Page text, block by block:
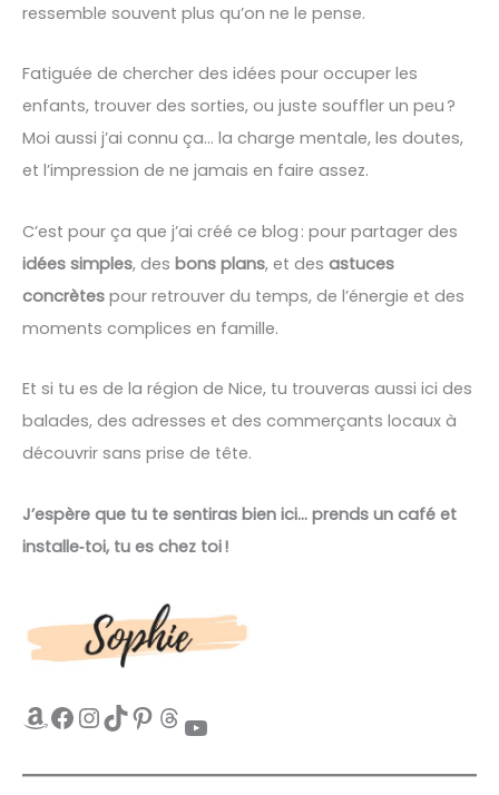
ressemble souvent plus qu’on ne le pense.
Fatiguée de chercher des idées pour occuper les
enfants, trouver des sorties, ou juste souffler un peu ?
Moi aussi j’ai connu ça… la charge mentale, les doutes,
et l’impression de ne jamais en faire assez.
C’est pour ça que j’ai créé ce blog : pour partager des
idées simples, des bons plans, et des astuces
concrètes pour retrouver du temps, de l’énergie et des
moments complices en famille.
Et si tu es de la région de Nice, tu trouveras aussi ici des
balades, des adresses et des commerçants locaux à
découvrir sans prise de tête.
J’espère que tu te sentiras bien ici… prends un café et
installe‑toi, tu es chez toi !
Amazon Facebook InstagramTikTok Pinterest Threads YouTube